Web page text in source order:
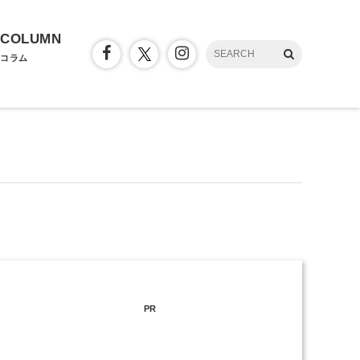
COLUMN
コラム
PR